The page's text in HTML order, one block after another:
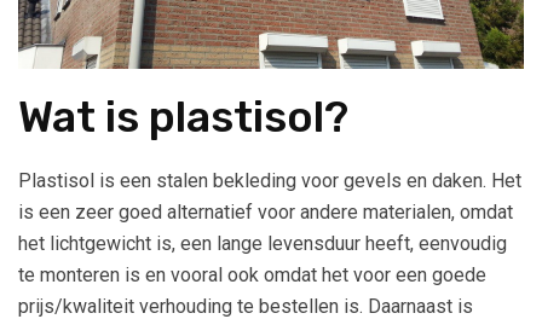
Wat is plastisol?
Plastisol is een stalen bekleding voor gevels en daken. Het
is een zeer goed alternatief voor andere materialen, omdat
het lichtgewicht is, een lange levensduur heeft, eenvoudig
te monteren is en vooral ook omdat het voor een goede
prijs/kwaliteit verhouding te bestellen is. Daarnaast is